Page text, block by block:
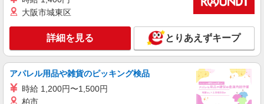
パート
ヨークフーズさいか屋横須賀店
お惣菜コーナースタッフ
時給1225円 ★日祝＋100円
大阪市城東区
詳細を見る とりあえずキープ
アパレル用品や雑貨のピッキング検品
時給 1,200円〜1,500円
柏市